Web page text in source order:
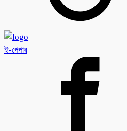
ই-পেপার